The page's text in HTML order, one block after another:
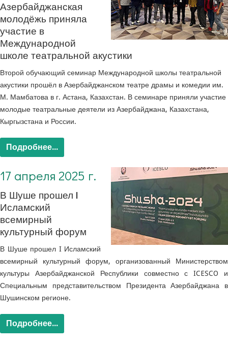
Азербайджанская
молодёжь приняла
участие в
Международной
школе театральной акустики
Второй обучающий семинар Международной школы театральной
акустики прошёл в Азербайджанском театре драмы и комедии им.
М. Мамбатова в г. Астана, Казахстан. В семинаре приняли участие
молодые театральные деятели из Азербайджана, Казахстана,
Кыргызстана и России.
Подробнее...
17 апреля 2025 г.
В Шуше прошел I
Исламский
всемирный
культурный форум
В Шуше прошел I Исламский
всемирный культурный форум, организованный Министерством
культуры Азербайджанской Республики совместно с ICESCO и
Специальным представительством Президента Азербайджана в
Шушинском регионе.
Подробнее...